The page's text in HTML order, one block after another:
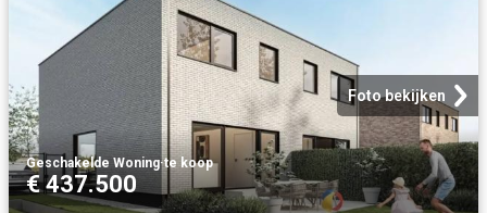
Foto bekijken
Geschakelde Woning·te koop
€ 437.500